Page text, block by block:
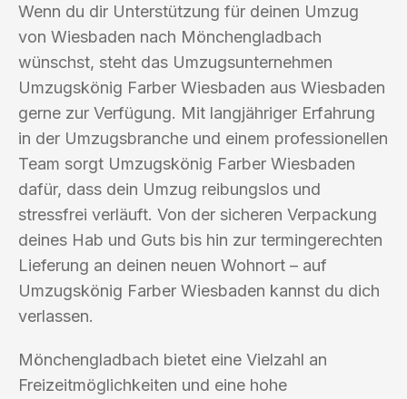
Wenn du dir Unterstützung für deinen Umzug
von Wiesbaden nach Mönchengladbach
wünschst, steht das Umzugsunternehmen
Umzugskönig Farber Wiesbaden aus Wiesbaden
gerne zur Verfügung. Mit langjähriger Erfahrung
in der Umzugsbranche und einem professionellen
Team sorgt Umzugskönig Farber Wiesbaden
dafür, dass dein Umzug reibungslos und
stressfrei verläuft. Von der sicheren Verpackung
deines Hab und Guts bis hin zur termingerechten
Lieferung an deinen neuen Wohnort – auf
Umzugskönig Farber Wiesbaden kannst du dich
verlassen.
Mönchengladbach bietet eine Vielzahl an
Freizeitmöglichkeiten und eine hohe